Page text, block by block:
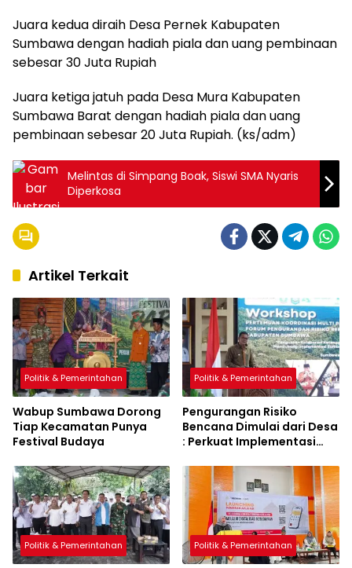
Juara kedua diraih Desa Pernek Kabupaten
Sumbawa dengan hadiah piala dan uang pembinaan
sebesar 30 Juta Rupiah
Juara ketiga jatuh pada Desa Mura Kabupaten
Sumbawa Barat dengan hadiah piala dan uang
pembinaan sebesar 20 Juta Rupiah. (ks/adm)
Melintas di Simpang Boak, Siswi SMA Nyaris
Diperkosa
Artikel Terkait
Politik & Pemerintahan
Wabup Sumbawa Dorong
Tiap Kecamatan Punya
Festival Budaya
Politik & Pemerintahan
Pengurangan Risiko
Bencana Dimulai dari Desa
: Perkuat Implementasi
Politik & Pemerintahan Politik & Pemerintahan